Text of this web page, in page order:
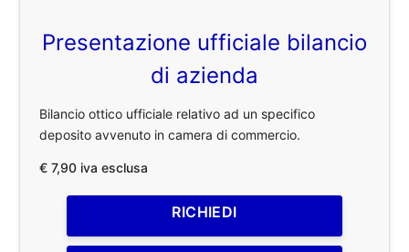
Presentazione ufficiale bilancio
di azienda
Bilancio ottico ufficiale relativo ad un specifico
deposito avvenuto in camera di commercio.
€ 7,90 iva esclusa
RICHIEDI